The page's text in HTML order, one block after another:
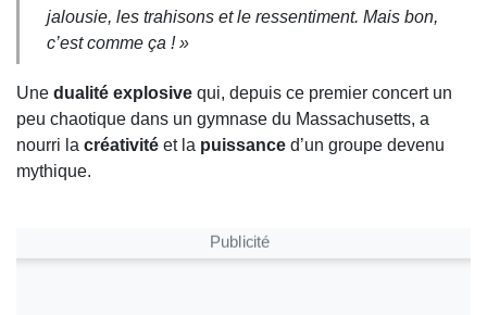
jalousie, les trahisons et le ressentiment. Mais bon,
c’est comme ça ! »
Une dualité explosive qui, depuis ce premier concert un
peu chaotique dans un gymnase du Massachusetts, a
nourri la créativité et la puissance d’un groupe devenu
mythique.
Publicité